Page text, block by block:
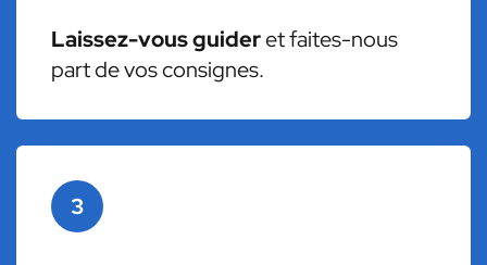
Laissez-vous guideret faites-nous
part de vos consignes.
3